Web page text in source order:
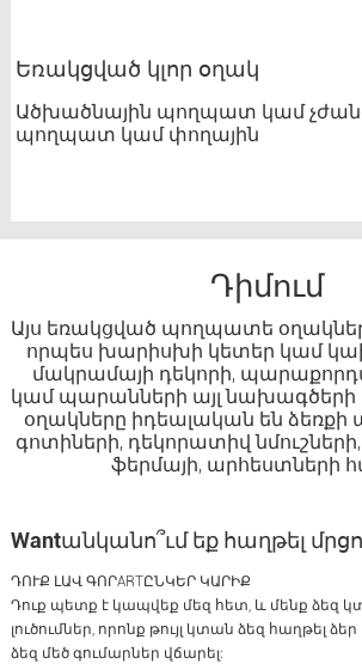
Եռակցված կլոր օղակ
Ածխածնային պողպատ կամ
պողպատ կամ փողային
Դիմում
Այս եռակցված պողպատե
որպես խարիսխի կետեր կամ
մակրամայի դեկորի,
կամ պարանների այլ
օղակները իդեալական են ձեռքի
գոտիների, դեկորատիվ
ֆերմայի, արհեստների
Wantանկանո՞ւմ եք հաղթել
ԴՈՒՔ ԼԱՎ ԳՈՐARTԸՆԿԵՐ ԿԱՐԻՔ
Դուք պետք է կապվեք մեզ հետ, և մենք ձեզ
լուծումներ, որոնք թույլ կտան ձեզ հաղթել
ձեզ մեծ գումարներ վճարել: